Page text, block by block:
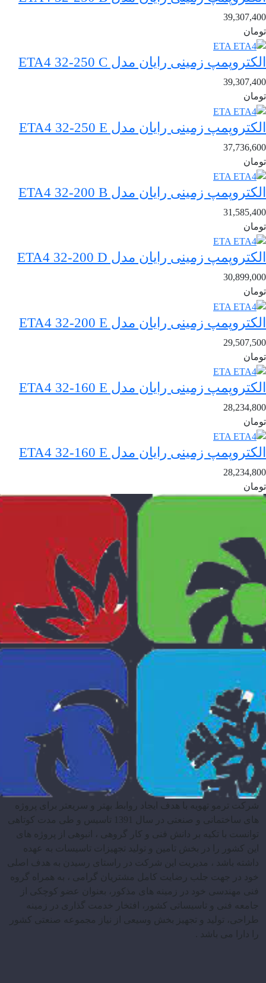
39,307,400
تومان
الکتروپمپ زمینی رایان مدل ETA4 32-250 C
39,307,400
تومان
الکتروپمپ زمینی رایان مدل ETA4 32-250 E
37,736,600
تومان
الکتروپمپ زمینی رایان مدل ETA4 32-200 B
31,585,400
تومان
الکتروپمپ زمینی رایان مدل ETA4 32-200 D
30,899,000
تومان
الکتروپمپ زمینی رایان مدل ETA4 32-200 E
29,507,500
تومان
الکتروپمپ زمینی رایان مدل ETA4 32-160 E
28,234,800
تومان
الکتروپمپ زمینی رایان مدل ETA4 32-160 E
28,234,800
تومان
شرکت ترمو تهویه با هدف ایجاد روابط بهتر و سریعتر برای پروژه
های ساختمانی و صنعتی در سال 1391 تاسیس و طی مدت کوتاهی
توانست با تکیه بر دانش فنی و کار گروهی ، انبوهی از پروژه های
این کشور را در بخش تامین و تولید تجهیزات تاسیسات به عهده
داشته باشد ، مدیریت این شرکت در راستای رسیدن به هدف اصلی
خود در جهت جلب رضایت کامل مشتریان گرامی ، به همراه گروه
فنی مهندسی خود در زمینه های مذکور، بعنوان عضو کوچکی از
جامعه فنی و تاسیساتی کشور، افتخار خدمت گذاری در زمینه
طراحی، تولید و تجهیز بخش وسیعی از نیاز مجموعه صنعتی کشور
را دارا می باشد .